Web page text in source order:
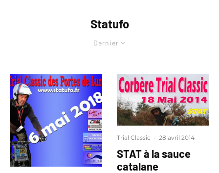
Statufo
Dernier
Trial Classic · 28 avril 2014
STAT à la sauce
catalane